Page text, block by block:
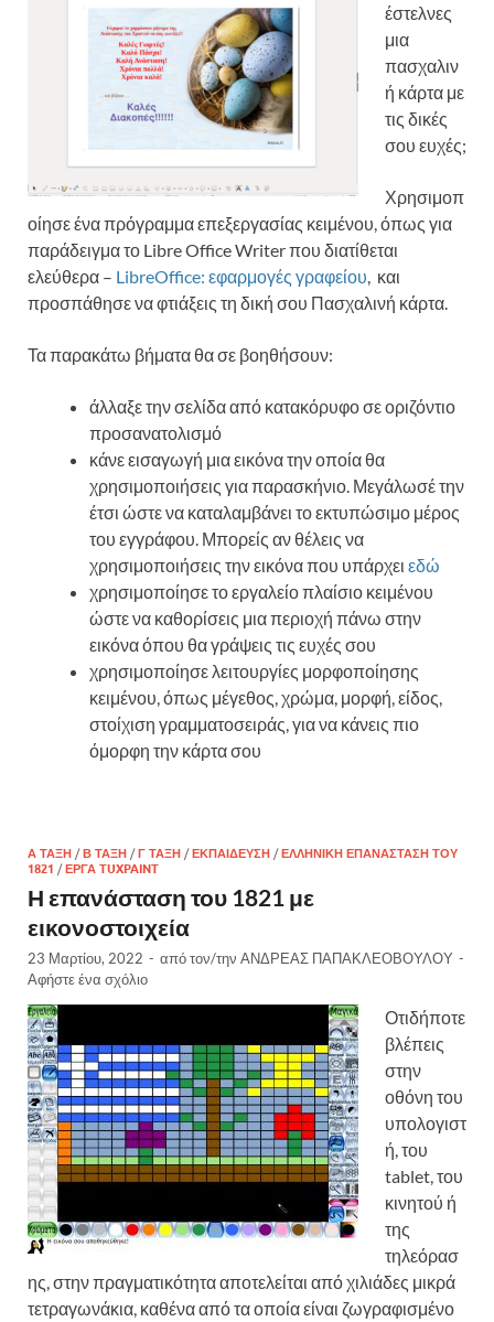
έστελνες
μια
πασχαλιν
ή κάρτα με
τις δικές
σου ευχές;
Χρησιμοπ
οίησε ένα πρόγραμμα επεξεργασίας κειμένου, όπως για
παράδειγμα το Libre Office Writer που διατίθεται
ελεύθερα – LibreOffice: εφαρμογές γραφείου , και
προσπάθησε να φτιάξεις τη δική σου Πασχαλινή κάρτα.
Τα παρακάτω βήματα θα σε βοηθήσουν:
άλλαξε την σελίδα από κατακόρυφο σε οριζόντιο
προσανατολισμό
κάνε εισαγωγή μια εικόνα την οποία θα
χρησιμοποιήσεις για παρασκήνιο. Μεγάλωσέ την
έτσι ώστε να καταλαμβάνει το εκτυπώσιμο μέρος
του εγγράφου. Μπορείς αν θέλεις να
χρησιμοποιήσεις την εικόνα που υπάρχει εδώ
χρησιμοποίησε το εργαλείο πλαίσιο κειμένου
ώστε να καθορίσεις μια περιοχή πάνω στην
εικόνα όπου θα γράψεις τις ευχές σου
χρησιμοποίησε λειτουργίες μορφοποίησης
κειμένου, όπως μέγεθος, χρώμα, μορφή, είδος,
στοίχιση γραμματοσειράς, για να κάνεις πιο
όμορφη την κάρτα σου
Α ΤΆΞΗ /Β ΤΆΞΗ /Γ ΤΆΞΗ /ΕΚΠΑΊΔΕΥΣΗ /ΕΛΛΗΝΙΚΉ ΕΠΑΝΆΣΤΑΣΗ ΤΟΥ
1821 /ΈΡΓΑ TUXPAINT
Η επανάσταση του 1821 με
εικονοστοιχεία
23 Μαρτίου, 2022 - από τον/την ΑΝΔΡΕΑΣ ΠΑΠΑΚΛΕΟΒΟΥΛΟΥ -
Αφήστε ένα σχόλιο
Οτιδήποτε
βλέπεις
στην
οθόνη του
υπολογιστ
ή, του
tablet, του
κινητού ή
της
τηλεόρασ
ης, στην πραγματικότητα αποτελείται από χιλιάδες μικρά
τετραγωνάκια, καθένα από τα οποία είναι ζωγραφισμένο